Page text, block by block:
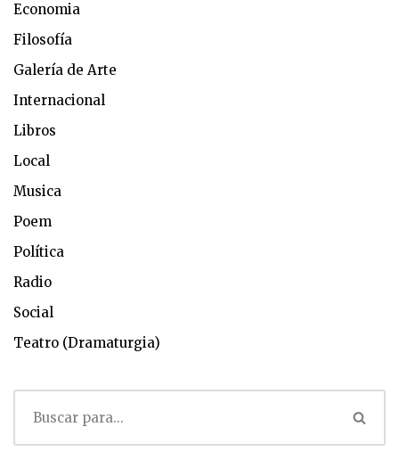
Economia
Filosofía
Galería de Arte
Internacional
Libros
Local
Musica
Poem
Política
Radio
Social
Teatro (Dramaturgia)